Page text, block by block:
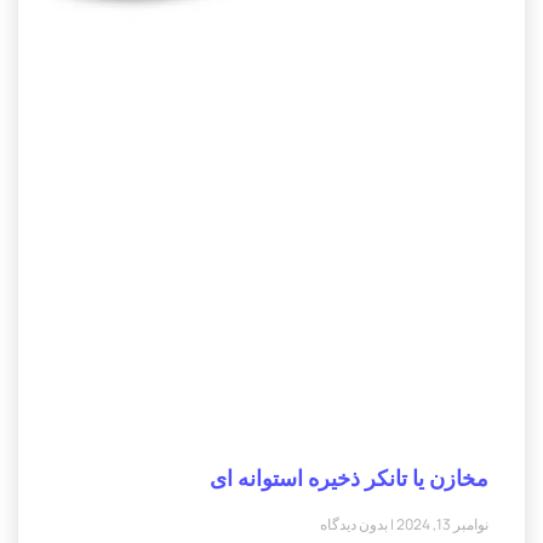
مخازن یا تانکر ذخیره استوانه ای
نوامبر 13, 2024 بدون دیدگاه